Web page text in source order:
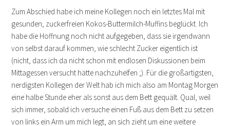
Zum Abschied habe ich meine Kollegen noch ein letztes Mal mit
gesunden, zuckerfreien Kokos-Buttermilch-Muffins beglückt. Ich
habe die Hoffnung noch nicht aufgegeben, dass sie irgendwann
von selbst darauf kommen, wie schlecht Zucker eigentlich ist
(nicht, dass ich da nicht schon mit endlosen Diskussionen beim
Mittagessen versucht hätte nachzuhelfen ;). Für die großartigsten,
nerdigsten Kollegen der Welt hab ich mich also am Montag Morgen
eine halbe Stunde eher als sonst aus dem Bett gequält. Qual, weil
sich immer, sobald ich versuche einen Fuß aus dem Bett zu setzen
von links ein Arm um mich legt, an sich zieht um eine weitere